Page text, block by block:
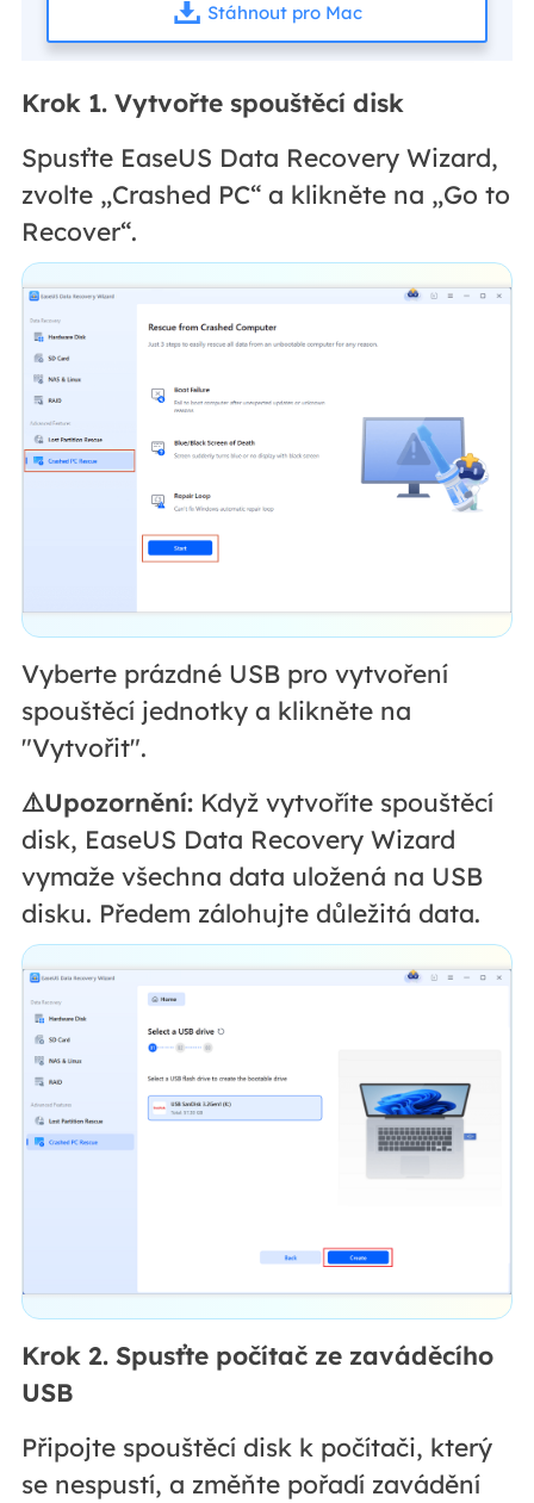
Stáhnout pro Mac
Krok 1. Vytvořte spouštěcí disk
Spusťte EaseUS Data Recovery Wizard,
zvolte „Crashed PC“ a klikněte na „Go to
Recover“.
Vyberte prázdné USB pro vytvoření
spouštěcí jednotky a klikněte na
"Vytvořit".
⚠️Upozornění:Když vytvoříte spouštěcí
disk, EaseUS Data Recovery Wizard
vymaže všechna data uložená na USB
disku. Předem zálohujte důležitá data.
Krok 2. Spusťte počítač ze zaváděcího
USB
Připojte spouštěcí disk k počítači, který
se nespustí, a změňte pořadí zavádění